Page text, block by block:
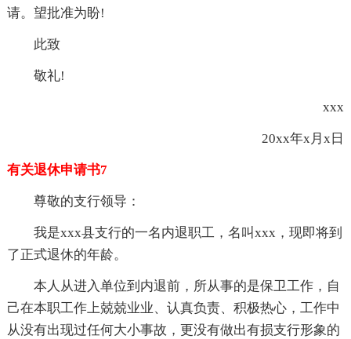
请。望批准为盼!
此致
敬礼!
xxx
20xx年x月x日
有关退休申请书7
尊敬的支行领导：
我是xxx县支行的一名内退职工，名叫xxx，现即将到
了正式退休的年龄。
本人从进入单位到内退前，所从事的是保卫工作，自
己在本职工作上兢兢业业、认真负责、积极热心，工作中
从没有出现过任何大小事故，更没有做出有损支行形象的